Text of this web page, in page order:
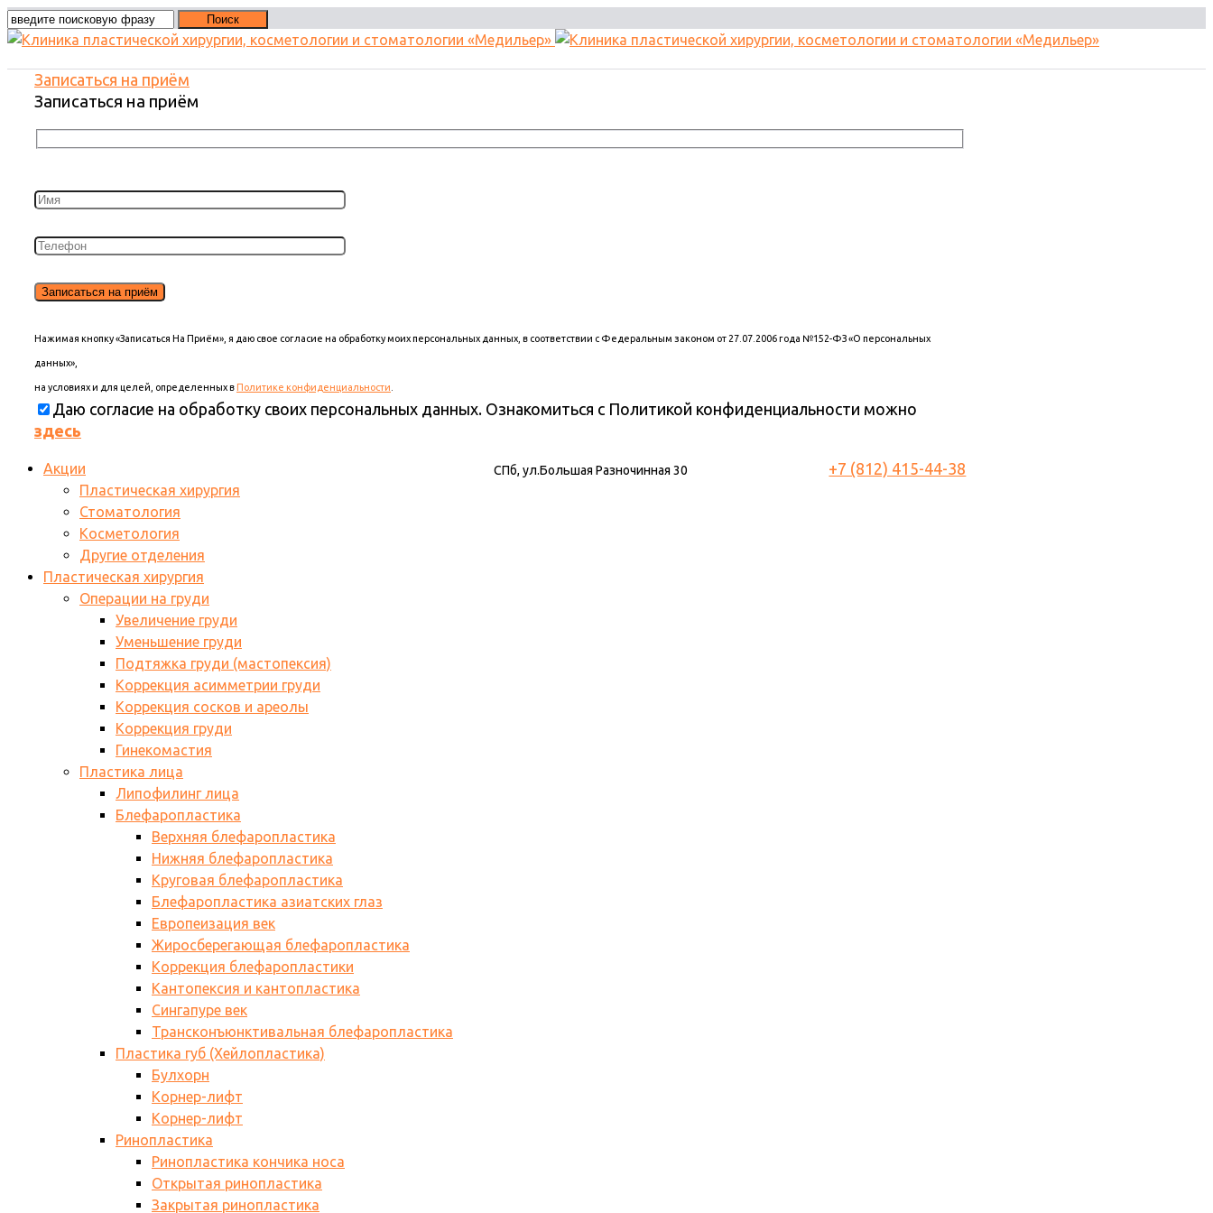
Записаться на приём
Записаться на приём
Нажимая кнопку «Записаться На Приём», я даю свое согласие на обработку моих персональных данных, в соответствии с Федеральным законом от 27.07.2006 года №152-ФЗ «О персональных
данных»,
на условиях и для целей, определенных в Политике конфиденциальности
Даю согласие на обработку своих персональных данных. Ознакомиться с Политикой конфиденциальности можно
здесь
+7 (812) 415-44-38
СПб, ул.Большая Разночинная 30
Акции
Пластическая хирургия
Стоматология
Косметология
Другие отделения
Пластическая хирургия
Операции на груди
Увеличение груди
Уменьшение груди
Подтяжка груди (мастопексия)
Коррекция асимметрии груди
Коррекция сосков и ареолы
Коррекция груди
Гинекомастия
Пластика лица
Липофилинг лица
Блефаропластика
Верхняя блефаропластика
Нижняя блефаропластика
Круговая блефаропластика
Блефаропластика азиатских глаз
Европеизация век
Жиросберегающая блефаропластика
Коррекция блефаропластики
Кантопексия и кантопластика
Сингапуре век
Трансконъюнктивальная блефаропластика
Пластика губ (Хейлопластика)
Булхорн
Корнер-лифт
Корнер-лифт
Ринопластика
Ринопластика кончика носа
Открытая ринопластика
Закрытая ринопластика